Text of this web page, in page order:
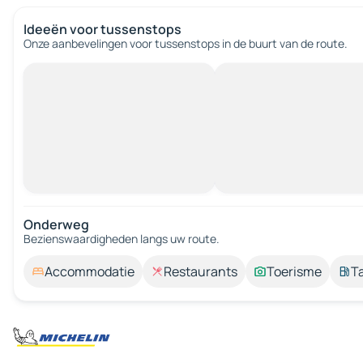
Ideeën voor tussenstops
Onze aanbevelingen voor tussenstops in de buurt van de route.
Onderweg
Bezienswaardigheden langs uw route.
Accommodatie Restaurants Toerisme